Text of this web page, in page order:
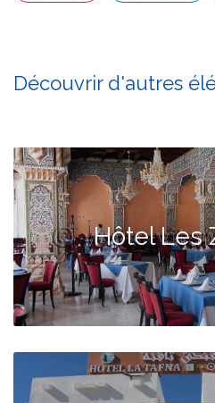
Découvrir d'autres
Hôtel Les